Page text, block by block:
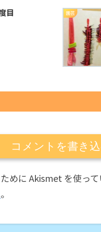
目 園芸
コメントを書き
めに Akismet を使って
。